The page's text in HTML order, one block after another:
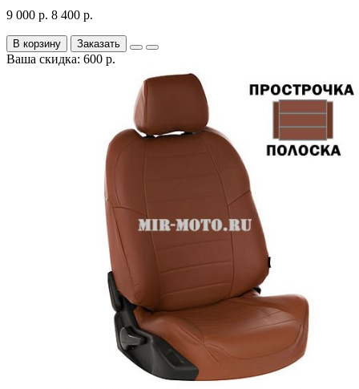
9 000 р. 8 400 р.
В корзину Заказать
Ваша скидка: 600 р.